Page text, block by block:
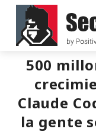
500
Claude
la gente